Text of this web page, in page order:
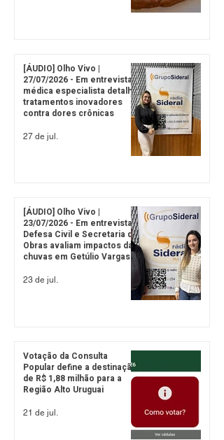
[ÁUDIO] Olho Vivo |
27/07/2026 - Em entrevista,
médica especialista detalha
tratamentos inovadores
contra dores crônicas
27 de jul.
[ÁUDIO] Olho Vivo |
23/07/2026 - Em entrevista,
Defesa Civil e Secretaria de
Obras avaliam impactos das
chuvas em Getúlio Vargas
23 de jul.
Votação da Consulta
Popular define a destinação
de R$ 1,88 milhão para a
Região Alto Uruguai
21 de jul.